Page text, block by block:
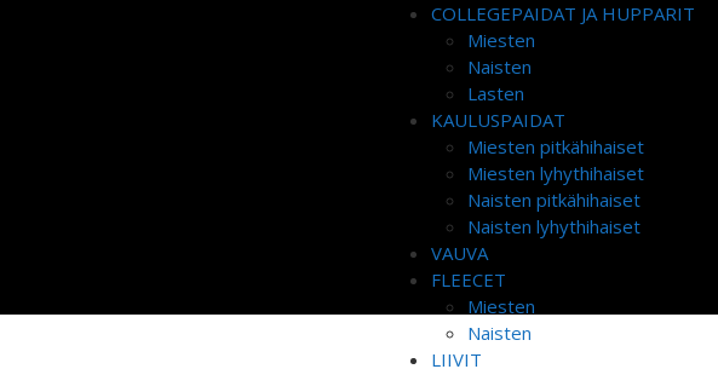
COLLEGEPAIDAT JA HUPPARIT
Miesten
Naisten
Lasten
KAULUSPAIDAT
Miesten pitkähihaiset
Miesten lyhythihaiset
Naisten pitkähihaiset
Naisten lyhythihaiset
VAUVA
FLEECET
Miesten
Naisten
LIIVIT